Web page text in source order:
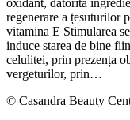
oxidant, datorită
regenerare a țesuturilor
vitamina E Stimularea
induce starea de bine
celulitei, prin prezența
vergeturilor, prin…
© Casandra Beauty